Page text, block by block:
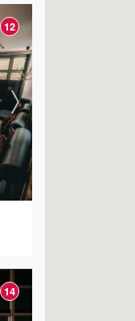
12
14